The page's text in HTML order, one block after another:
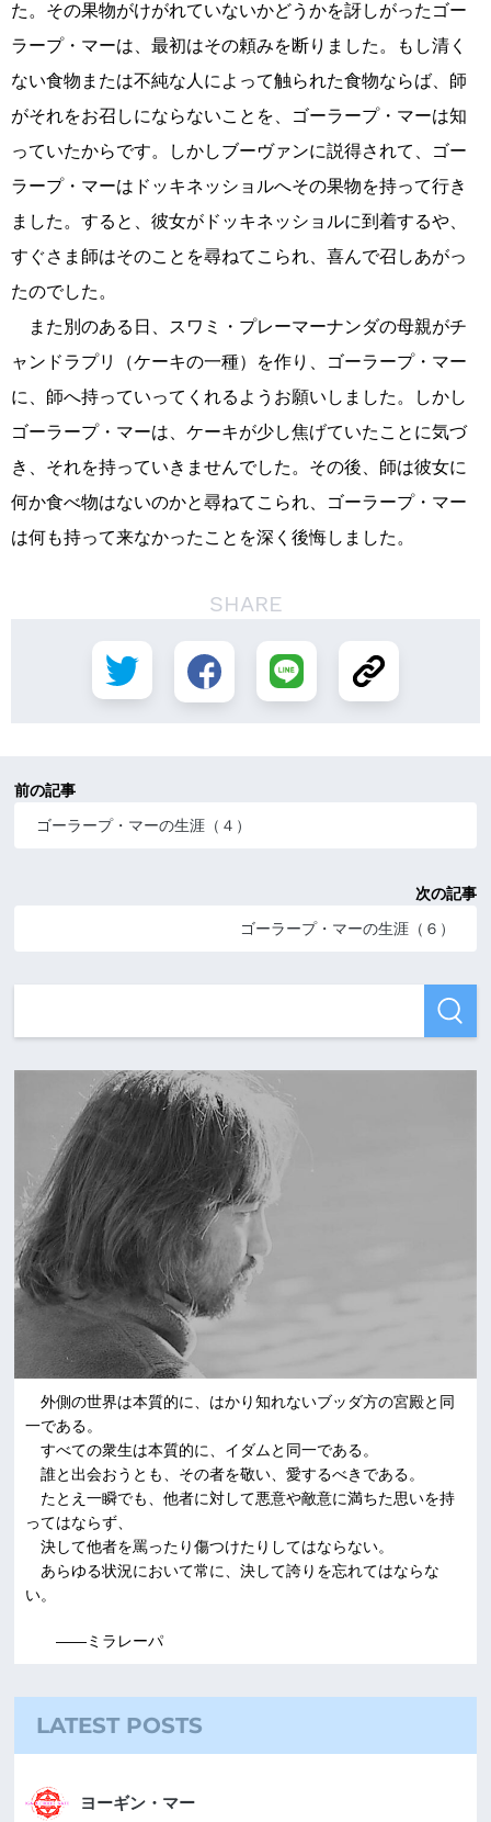
た。その果物がけがれていないかどうかを訝しがったゴー
ラープ・マーは、最初はその頼みを断りました。もし清く
ない食物または不純な人によって触られた食物ならば、師
がそれをお召しにならないことを、ゴーラープ・マーは知
っていたからです。しかしブーヴァンに説得されて、ゴー
ラープ・マーはドッキネッショルへその果物を持って行き
ました。すると、彼女がドッキネッショルに到着するや、
すぐさま師はそのことを尋ねてこられ、喜んで召しあがっ
たのでした。
また別のある日、スワミ・プレーマーナンダの母親がチ
ャンドラプリ（ケーキの一種）を作り、ゴーラープ・マー
に、師へ持っていってくれるようお願いしました。しかし
ゴーラープ・マーは、ケーキが少し焦げていたことに気づ
き、それを持っていきませんでした。その後、師は彼女に
何か食べ物はないのかと尋ねてこられ、ゴーラープ・マー
は何も持って来なかったことを深く後悔しました。
SHARE
前の記事
ゴーラープ・マーの生涯（４）
次の記事
ゴーラープ・マーの生涯（６）
外側の世界は本質的に、はかり知れないブッダ方の宮殿と同
一である。
すべての衆生は本質的に、イダムと同一である。
誰と出会おうとも、その者を敬い、愛するべきである。
たとえ一瞬でも、他者に対して悪意や敵意に満ちた思いを持
ってはならず、
決して他者を罵ったり傷つけたりしてはならない。
あらゆる状況において常に、決して誇りを忘れてはならな
い。
――ミラレーパ
LATEST POSTS
ヨーギン・マー